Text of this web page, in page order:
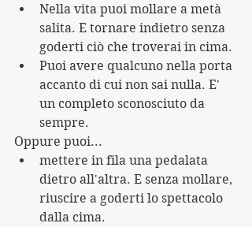
Nella vita puoi mollare a metà
salita. E tornare indietro senza
goderti ciò che troverai in cima.
Puoi avere qualcuno nella porta
accanto di cui non sai nulla. E'
un completo sconosciuto da
sempre.
Oppure puoi...
mettere in fila una pedalata
dietro all'altra. E senza mollare,
riuscire a goderti lo spettacolo
dalla cima.